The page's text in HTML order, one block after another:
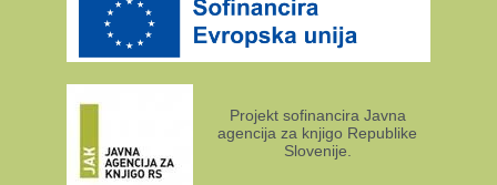
Projekt sofinancira Javna
agencija za knjigo Republike
Slovenije.